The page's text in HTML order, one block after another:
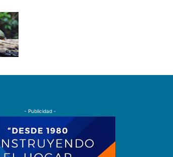
- Publicidad -